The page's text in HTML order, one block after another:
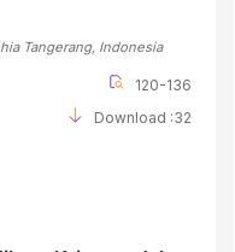
Tangerang, Indonesia
120-136
Download :32